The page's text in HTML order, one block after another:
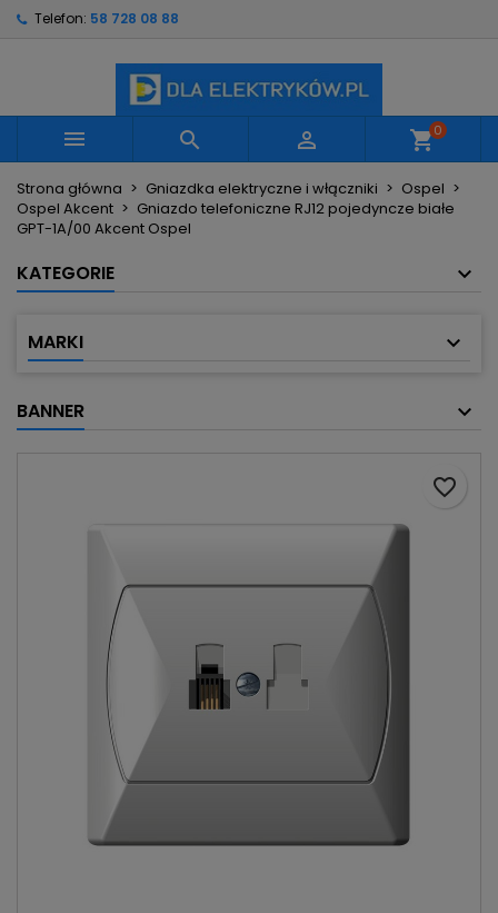
Telefon: 58 728 08 88
   shopping_cart0
Strona główna Gniazdka elektryczne i włączniki
Ospel
Ospel Akcent
Gniazdo telefoniczne RJ12 pojedyncze białe
GPT-1A/00 Akcent Ospel
KATEGORIE
MARKI
BANNER
favorite_border
Utwórz nową listę
Nazwa listy życzeń
Anuluj Utwórz listę życzeń
Musisz być zalogowany by zapisać produkty na
swojej liście życzeń.
Anuluj Zaloguj się